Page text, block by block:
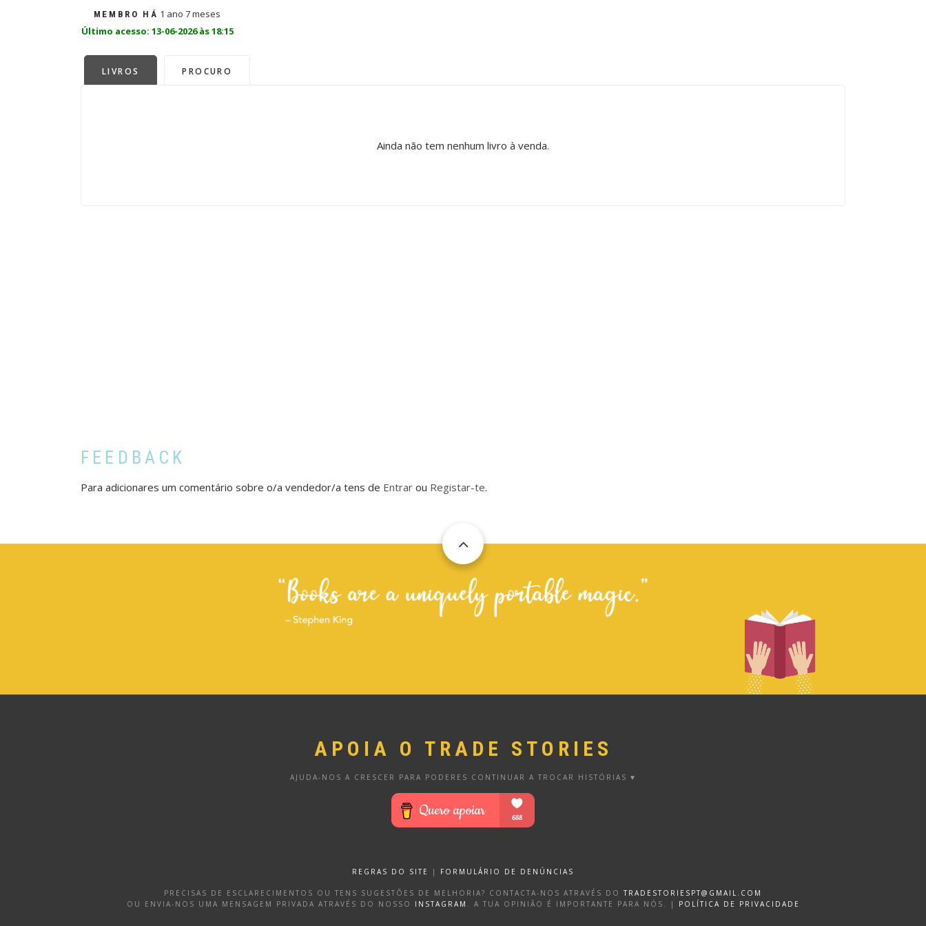
MEMBRO HÁ 1 ano 7 meses
Último acesso: 13-06-2026 às 18:15
LIVROS PROCURO
Ainda não tem nenhum livro à venda.
FEEDBACK
Para adicionares um comentário sobre o/a vendedor/a tens de Entrar ou Registar-te.
APOIA O TRADE STORIES
AJUDA-NOS A CRESCER PARA PODERES CONTINUAR A TROCAR HISTÓRIAS ♥
REGRAS DO SITE | FORMULÁRIO DE DENÚNCIAS
PRECISAS DE ESCLARECIMENTOS OU TENS SUGESTÕES DE MELHORIA? CONTACTA-NOS ATRAVÉS DO TRADESTORIESPT@GMAIL.COM
OU ENVIA-NOS UMA MENSAGEM PRIVADA ATRAVÉS DO NOSSO
INSTAGRAM . A TUA OPINIÃO É IMPORTANTE PARA NÓS. | POLÍTICA DE PRIVACIDADE